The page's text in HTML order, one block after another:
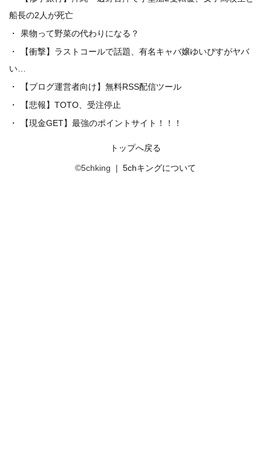
船長の2人が死亡
果物って野菜の代わりになる？
【衝撃】ラストコールで話題、有名キャバ嬢ゆいぴすがヤバ
い…
【ブログ運営者向け】無料RSS配信ツール
【悲報】TOTO、受注停止
【現金GET】最強のポイントサイト！！！
トップへ戻る
©5chking | 5chキングについて